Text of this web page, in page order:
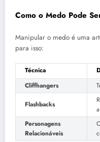
Como o Medo Pode
Manipular o medo é uma
para isso:
Técnica
Cliffhangers
Flashbacks
Personagens
Relacionáveis